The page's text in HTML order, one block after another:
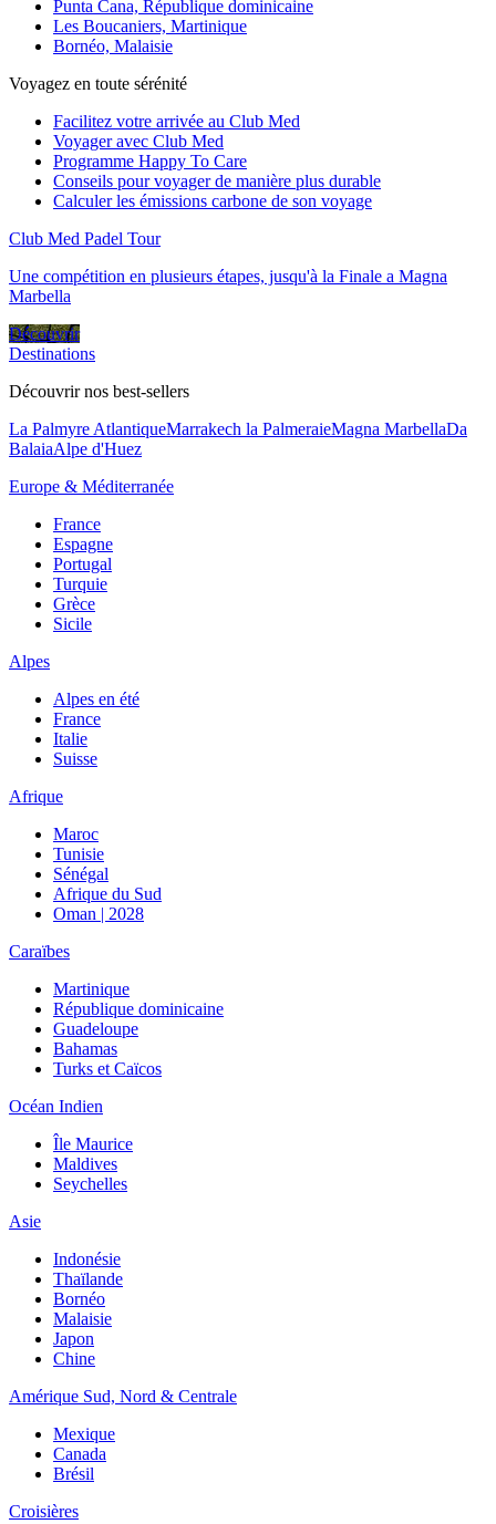
Punta Cana, République dominicaine
Les Boucaniers, Martinique
Bornéo, Malaisie
Voyagez en toute sérénité
Facilitez votre arrivée au Club Med
Voyager avec Club Med
Programme Happy To Care
Conseils pour voyager de manière plus durable
Calculer les émissions carbone de son voyage
Club Med Padel Tour
Une compétition en plusieurs étapes, jusqu'à la Finale a Magna
Marbella
Découvrir
Destinations
Découvrir nos best-sellers
La Palmyre AtlantiqueMarrakech la PalmeraieMagna MarbellaDa
BalaiaAlpe d'Huez
Europe & Méditerranée
France
Espagne
Portugal
Turquie
Grèce
Sicile
Alpes
Alpes en été
France
Italie
Suisse
Afrique
Maroc
Tunisie
Sénégal
Afrique du Sud
Oman | 2028
Caraïbes
Martinique
République dominicaine
Guadeloupe
Bahamas
Turks et Caïcos
Océan Indien
Île Maurice
Maldives
Seychelles
Asie
Indonésie
Thaïlande
Bornéo
Malaisie
Japon
Chine
Amérique Sud, Nord & Centrale
Mexique
Canada
Brésil
Croisières